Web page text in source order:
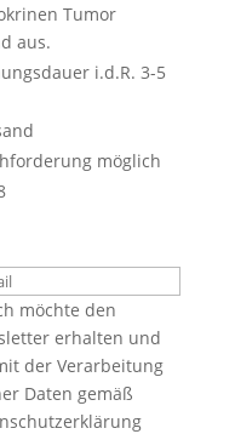
Tumor
aus.
i.d.R. 3-5
möglich
möchte den
erhalten und
der Verarbeitung
Daten gemäß